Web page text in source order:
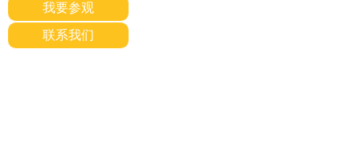
我要参观
联系我们